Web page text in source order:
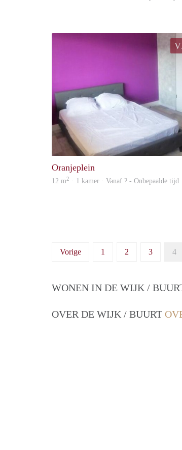
Oranjeplein
12 m2 · 1 kamer · Vanaf ? - Onbepaalde tijd
Vorige 1 2 3 4
WONEN IN DE WIJK /
OVER DE WIJK / BUURT